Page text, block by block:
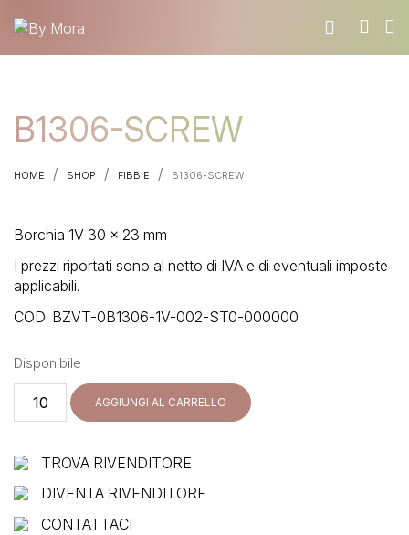
MATERIALI
TROVA UN RIVENDITORE
RICHIEDI IL CATALOGO
B1306-SCREW
HOME / SHOP / FIBBIE / B1306-SCREW
Borchia 1V 30 x 23 mm
I prezzi riportati sono al netto di IVA e di eventuali imposte
applicabili.
COD: BZVT-0B1306-1V-002-ST0-000000
Disponibile
B1306-
SCREW
AGGIUNGI AL CARRELLO
TROVA RIVENDITORE
DIVENTA RIVENDITORE
CONTATTACI